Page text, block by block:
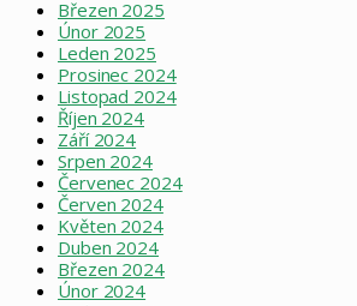
Březen 2025
Únor 2025
Leden 2025
Prosinec 2024
Listopad 2024
Říjen 2024
Září 2024
Srpen 2024
Červenec 2024
Červen 2024
Květen 2024
Duben 2024
Březen 2024
Únor 2024